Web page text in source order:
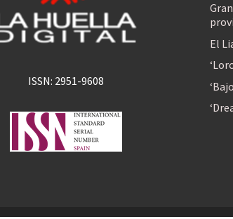
ISSN: 2951-9608
El